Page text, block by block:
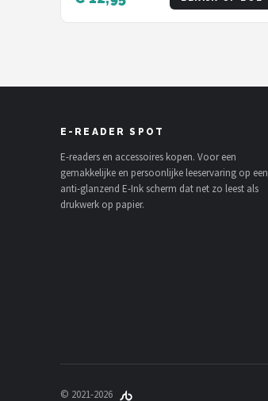
E-READER SPOT
E-readers en accessoires kopen. Voor een
gemakkelijke en persoonlijke leeservaring op een
anti-glanzend E-Ink scherm dat net zo leest als
drukwerk op papier.
© 2021-2026